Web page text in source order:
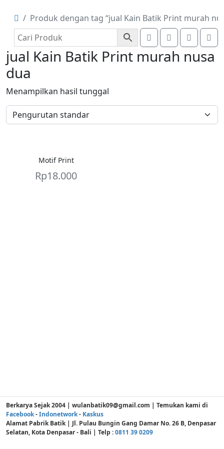
Produk dengan tag “jual Kain Batik Print murah
Search Account
jual Kain Batik Print murah nusa
dua
Menampilkan hasil tunggal
Motif Print
Rp18.000
Berkarya Sejak 2004 | wulanbatik09@gmail.com | Temukan kami di
Facebook-Indonetwork- Kaskus
Alamat Pabrik Batik | Jl. Pulau Bungin Gang Damar No. 26 B, Denpasar
Selatan, Kota Denpasar - Bali | Telp :0811 39 0209